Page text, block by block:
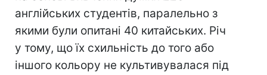
англійських студентів, паралельно з
якими були опитані 40 китайських. Річ
у тому, що їх схильність до того або
іншого кольору не культивувалася під